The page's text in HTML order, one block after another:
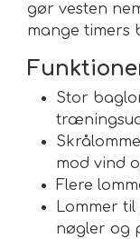
gør vesten
mange
Stor
mod vind
Flere
Lommer
nøgler og